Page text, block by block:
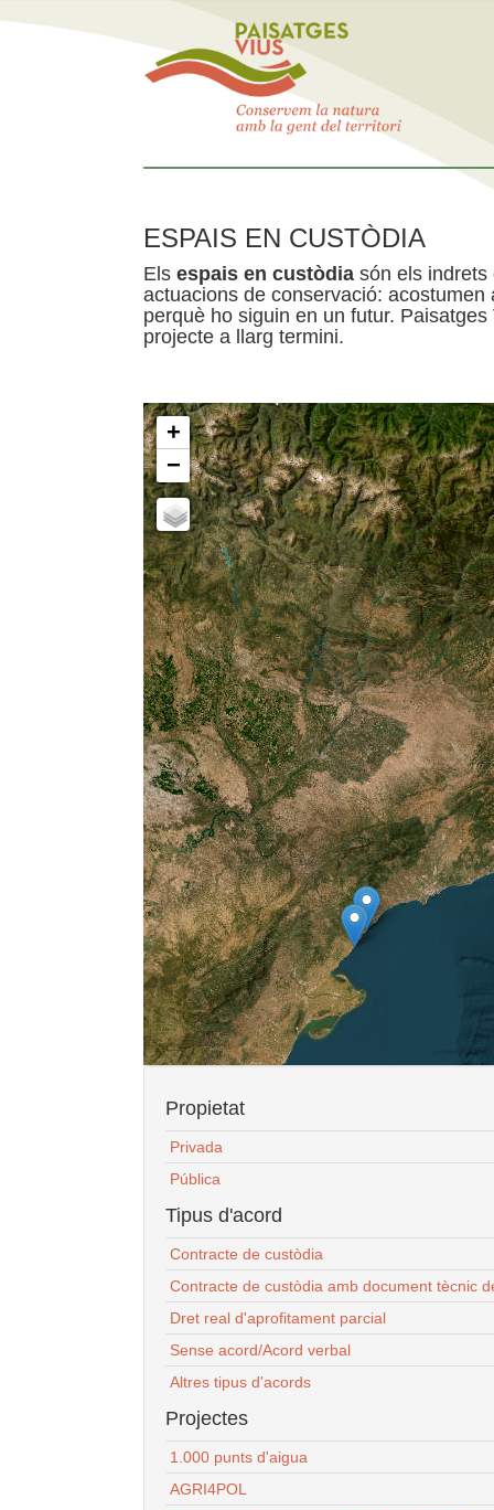
ESPAIS EN CUSTÒDIA
Els espais en custòdia són els indrets
actuacions de conservació:
perquè ho siguin en un futur.
projecte a llarg termini.
+
−
Propietat
Privada
Pública
Tipus d'acord
Contracte de custòdia
Contracte de custòdia amb document tècnic
Dret real d'aprofitament parcial
Sense acord/Acord verbal
Altres tipus d'acords
Projectes
1.000 punts d'aigua
AGRI4POL